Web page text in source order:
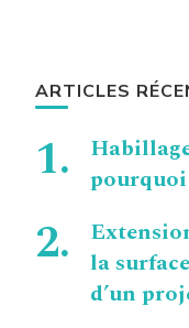
ARTICLES
la
d’un